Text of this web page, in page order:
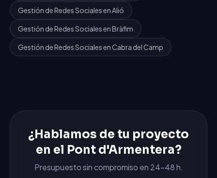
Gestión de Redes SocialesenAlió
Gestión de Redes SocialesenBràfim
Gestión de Redes SocialesenCabra del Camp
¿Hablamos de tu proyecto
en el Pont d'Armentera?
Presupuesto sin compromiso en 24-48 h.